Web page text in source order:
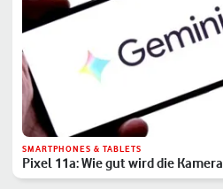
SMARTPHONES & TABLETS
Pixel 11a: Wie gut wird die
Hits?